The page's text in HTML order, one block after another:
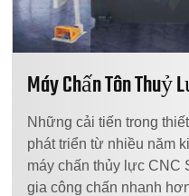
Máy Chấn Tôn Thuỷ
Những cải tiến trong
phát triển từ nhiều năm
máy chấn thủy lực CNC
gia công chấn nhanh